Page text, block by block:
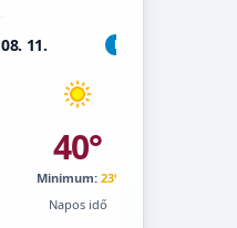
08. 11. KEDD
40°
Minimum: 23°
Napos idő